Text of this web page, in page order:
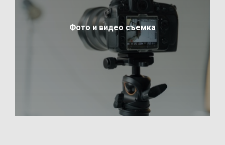
Фото и видео съемка